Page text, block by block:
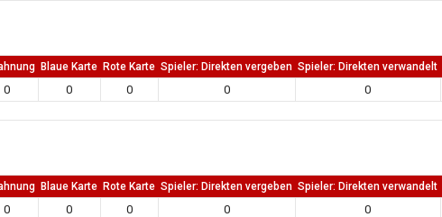
Blaue Karte Rote Karte Spieler: Direkten vergeben Spieler: Direkten verwandelt
0 0 0 0 0
Blaue Karte Rote Karte Spieler: Direkten vergeben Spieler: Direkten verwandelt
0 0 0 0 0